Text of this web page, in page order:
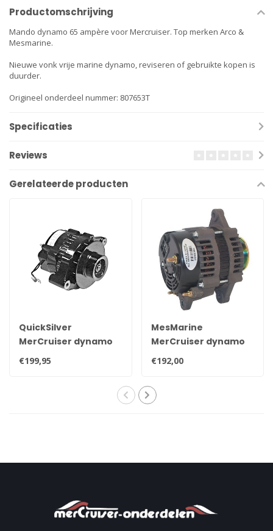
Productomschrijving
Mando dynamo 65 ampère voor Mercruiser. Top merken Arco &
Mesmarine.
Nieuwe vonk vrije marine dynamo, reviseren of gebruikte kopen is
duurder.
Origineel onderdeel nummer: 807653T
Specificaties
Reviews
Gerelateerde producten
QuickSilver
MerCruiser dynamo
807652T
€199,95
MesMarine
MerCruiser dynamo
voor motoren na 1999
862030T01
€192,00